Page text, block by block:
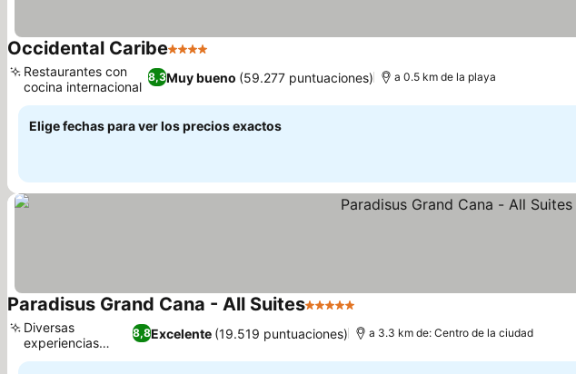
Occidental Caribe4 Estrellas
8,3Muy bueno (59.277 puntuaciones)
Restaurantes con
cocina internacional
a 0.5 km de la playa
Elige fechas para ver los precios exactos
Paradisus Grand Cana - All Suites5 Estrellas
8,8Excelente (19.519 puntuaciones)
Diversas
experiencias
culinarias
a 3.3 km de: Centro de la ciudad